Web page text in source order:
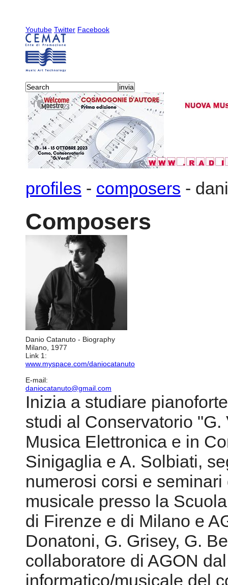
Youtube Twitter Facebook
profiles - composers -
Composers
Danio Catanuto - Biography
Milano, 1977
Link 1:
www.myspace.com/daniocatanuto
E-mail:
daniocatanuto@gmail.com
Inizia a studiare
studi al Conservatorio
Musica Elettronica e in
Sinigaglia e A. Solbiati,
numerosi corsi e
musicale presso la
di Firenze e di Milano e
Donatoni, G. Grisey, G.
collaboratore di AGON
informatico/musicale del